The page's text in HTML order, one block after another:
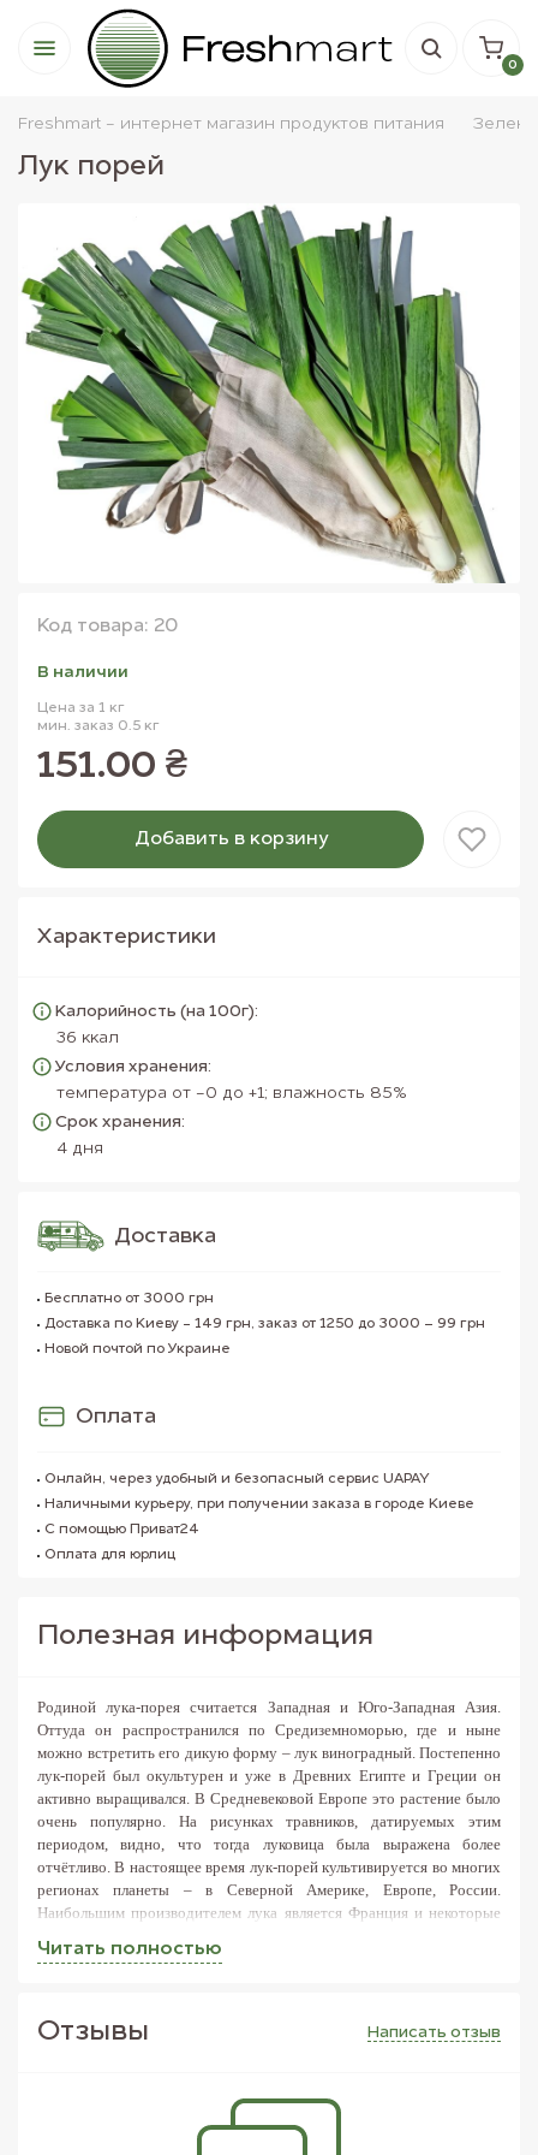
0
Freshmart - интернет магазин продуктов питания Зелень
Лук порей
Код товара: 20
В наличии
Цена за 1 кг
мин. заказ 0.5 кг
151.00 ₴
Добавить в корзину
Товар добавлен в корзину
Характеристики
Калорийность (на 100г):
36 ккал
Условия хранения:
температура от -0 до +1; влажность 85%
Срок хранения:
4 дня
Доставка
Бесплатно от 3000 грн
Доставка по Киеву - 149 грн, заказ от 1250 до 3000 – 99 грн
Новой почтой по Украине
Оплата
Онлайн, через удобный и безопасный сервис UAPAY
Наличными курьеру, при получении заказа в городе Киеве
С помощью Приват24
Оплата для юрлиц
Полезная информация
Читать полностью
Родиной лука-порея считается Западная и Юго-Западная Азия.
Оттуда он распространился по Средиземноморью, где и ныне
можно встретить его дикую форму – лук виноградный. Постепенно
лук-порей был окультурен и уже в Древних Египте и Греции он
активно выращивался. В Средневековой Европе это растение было
очень популярно. На рисунках травников, датируемых этим
периодом, видно, что тогда луковица была выражена более
отчётливо. В настоящее время лук-порей культивируется во многих
регионах планеты – в Северной Америке, Европе, России.
Наибольшим производителем лука является Франция и некоторые
отличие от зелёного лука, обладает более нежным ароматом и
сладковатым привкусом. Перед употреблением лук следует
добавляют к разнообразным блюдам – супам, бульонам,
запечённому мясу, рыбе, отварному картофелю, закускам, салатам.
Отзывы Написать отзыв